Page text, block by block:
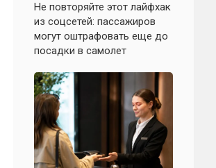
Не повторяйте этот лайфхак
из соцсетей: пассажиров
могут оштрафовать еще до
посадки в самолет